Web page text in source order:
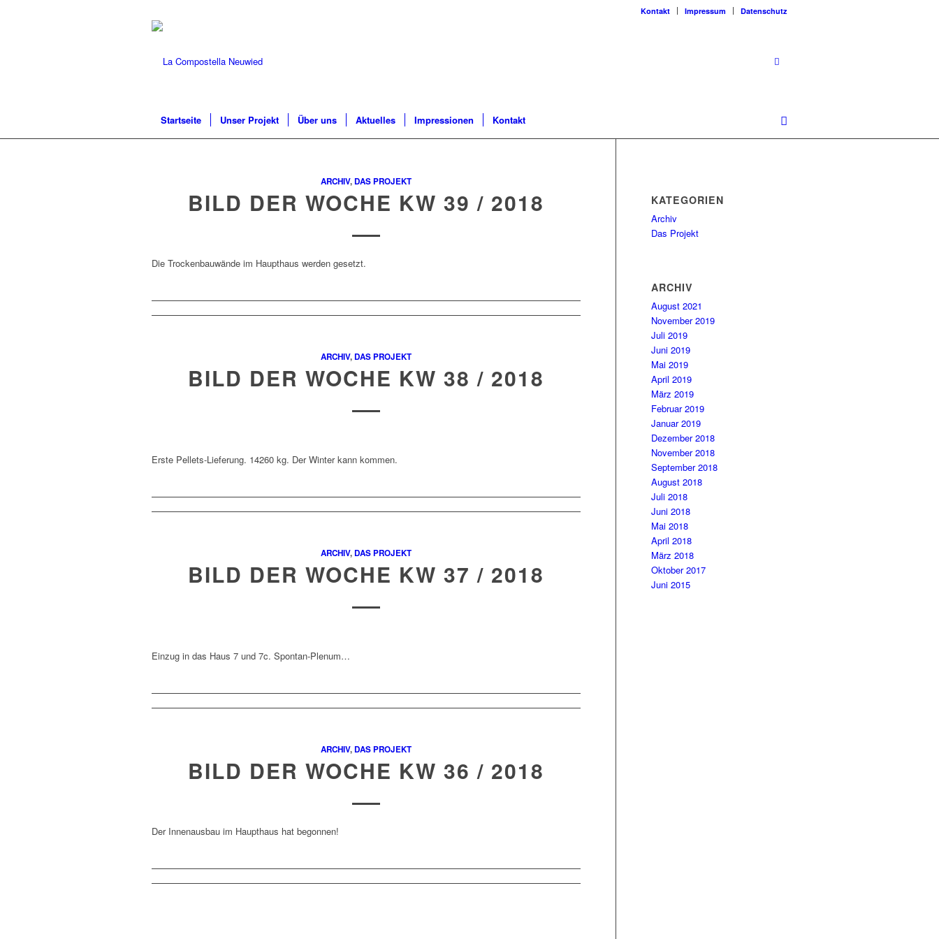
Kontakt Impressum Datenschutz
Startseite Unser Projekt Über uns Aktuelles Impressionen Kontakt
ARCHIV,DAS PROJEKT
BILD DER WOCHE KW 39 / 2018
Die Trockenbauwände im Haupthaus werden gesetzt.
ARCHIV,DAS PROJEKT
BILD DER WOCHE KW 38 / 2018
Erste Pellets-Lieferung. 14260 kg. Der Winter kann kommen.
ARCHIV,DAS PROJEKT
BILD DER WOCHE KW 37 / 2018
Einzug in das Haus 7 und 7c. Spontan-Plenum…
ARCHIV,DAS PROJEKT
BILD DER WOCHE KW 36 / 2018
Der Innenausbau im Haupthaus hat begonnen!
KATEGORIEN
Archiv
Das Projekt
ARCHIV
August 2021
November 2019
Juli 2019
Juni 2019
Mai 2019
April 2019
März 2019
Februar 2019
Januar 2019
Dezember 2018
November 2018
September 2018
August 2018
Juli 2018
Juni 2018
Mai 2018
April 2018
März 2018
Oktober 2017
Juni 2015